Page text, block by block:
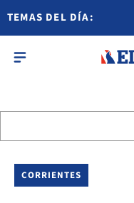
TEMAS DEL DÍA:
CORRIENTES